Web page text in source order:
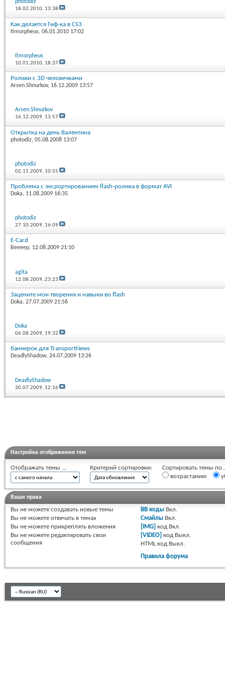
photodiz
18.02.2010, 13:38
Как делается Гиф-ка в CS3
timorpheus, 06.01.2010 17:02
timorpheus
10.01.2010, 18:37
Ролики с 3D человечками
Arsen.Shnurkov, 16.12.2009 13:57
Arsen.Shnurkov
16.12.2009, 13:57
Открытка на день Валентина
photodiz, 05.08.2008 13:07
photodiz
02.11.2009, 10:55
Проблема с эксрортированием flash-ролика в формат AVI
Doka, 11.08.2009 16:35
photodiz
27.10.2009, 16:09
E-Card
Beeeep, 12.08.2009 21:10
agita
12.08.2009,23:23
Зацените мои творения и навыки во flash
Doka, 27.07.2009 21:56
Doka
06.08.2009, 19:32
баннерок для TransportNews
DeadlyShadow, 24.07.2009 13:26
DeadlyShadow
30.07.2009, 12:16
Настройка отображения тем
Отображать темы ... Критерий сортировки:
Сортировать темы
возрастанию
Ваши права
Вы не можете создавать новые темы
Вы не можете отвечать в темах
Вы не можете прикреплять вложения
Вы не можете редактировать свои
сообщения
BB коды Вкл.
Смайлы Вкл.
[IMG] код Вкл.
[VIDEO] код Выкл.
HTML код Выкл.
Правила форума